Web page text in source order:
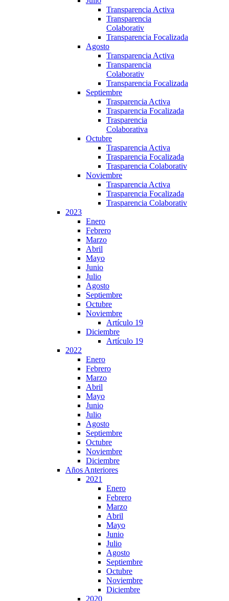
Transparencia Activa
Transparencia
Colaborativ
Transparencia Focalizada
Agosto
Transparencia Activa
Transparencia
Colaborativ
Transparencia Focalizada
Septiembre
Trasparencia Activa
Trasparencia Focalizada
Trasparencia
Colaborativa
Octubre
Trasparencia Activa
Trasparencia Focalizada
Trasparencia Colaborativ
Noviembre
Trasparencia Activa
Trasparencia Focalizada
Trasparencia Colaborativ
2023
Enero
Febrero
Marzo
Abril
Mayo
Junio
Julio
Agosto
Septiembre
Octubre
Noviembre
Artículo 19
Diciembre
Artículo 19
2022
Enero
Febrero
Marzo
Abril
Mayo
Junio
Julio
Agosto
Septiembre
Octubre
Noviembre
Diciembre
Años Anteriores
2021
Enero
Febrero
Marzo
Abril
Mayo
Junio
Julio
Agosto
Septiembre
Octubre
Noviembre
Diciembre
2020